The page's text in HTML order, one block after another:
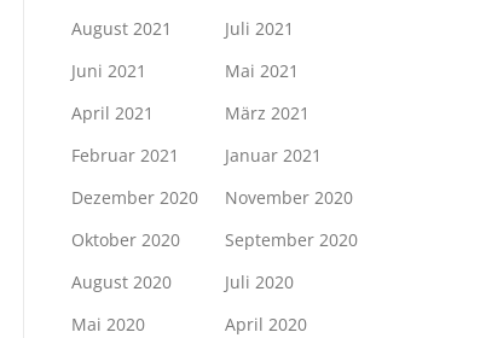
August 2021
Juli 2021
Juni 2021
Mai 2021
April 2021
März 2021
Februar 2021
Januar 2021
Dezember 2020
November 2020
Oktober 2020
September 2020
August 2020
Juli 2020
Mai 2020
April 2020